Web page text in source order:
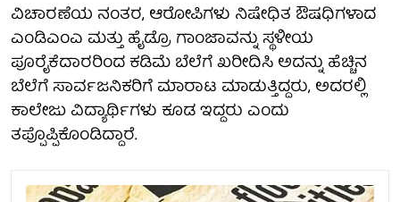
ವಿಚಾರಣೆಯ ನಂತರ, ಆರೋಪಿಗಳು ನಿಷೇಧಿತ ಔಷಧಿಗಳಾದ
ಎಂಡಿಎಂಎ ಮತ್ತು ಹೈಡ್ರೊ ಗಾಂಜಾವನ್ನು ಸ್ಥಳೀಯ
ಪೂರೈಕೆದಾರರಿಂದ ಕಡಿಮೆ ಬೆಲೆಗೆ ಖರೀದಿಸಿ ಅದನ್ನು ಹೆಚ್ಚಿನ
ಬೆಲೆಗೆ ಸಾರ್ವಜನಿಕರಿಗೆ ಮಾರಾಟ ಮಾಡುತ್ತಿದ್ದರು, ಅದರಲ್ಲಿ
ಕಾಲೇಜು ವಿದ್ಯಾರ್ಥಿಗಳು ಕೂಡ ಇದ್ದರು ಎಂದು
ತಪ್ಪೊಪ್ಪಿಕೊಂಡಿದ್ದಾರೆ.